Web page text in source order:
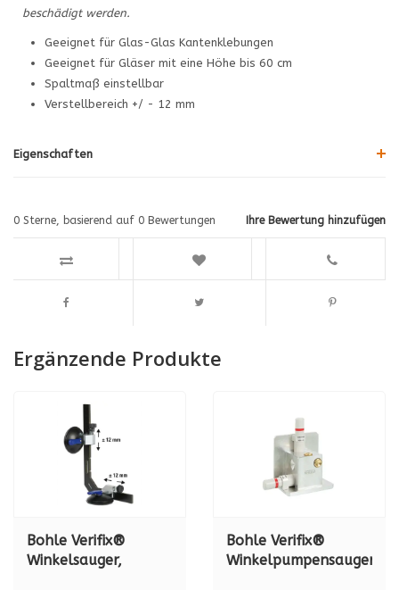
beschädigt werden.
Geeignet für Glas-Glas Kantenklebungen
Geeignet für Gläser mit eine Höhe bis 60 cm
Spaltmaß einstellbar
Verstellbereich +/ - 12 mm
Eigenschaften
Ihre Bewertung hinzufügen
0 Sterne, basierend auf 0 Bewertungen
Ergänzende Produkte
Bohle Verifix®
Winkelsauger,
Bohle Verifix®
Winkelpumpensauger,